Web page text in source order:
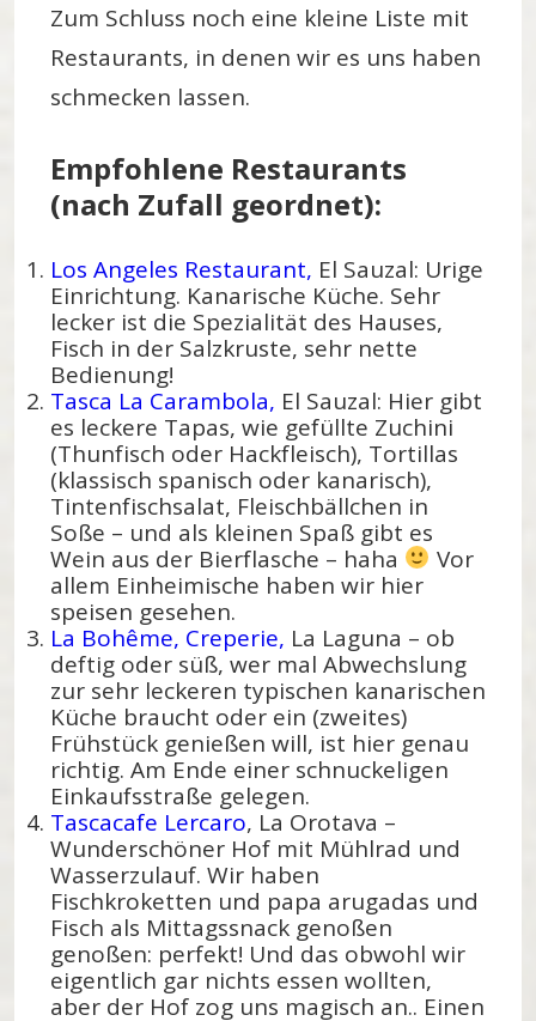
Zum Schluss noch eine kleine Liste mit
Restaurants, in denen wir es uns haben
schmecken lassen.
Empfohlene Restaurants
(nach Zufall geordnet):
Los Angeles Restaurant, El Sauzal: Urige
Einrichtung. Kanarische Küche. Sehr
lecker ist die Spezialität des Hauses,
Fisch in der Salzkruste, sehr nette
Bedienung!
Tasca La Carambola, El Sauzal: Hier gibt
es leckere Tapas, wie gefüllte Zuchini
(Thunfisch oder Hackfleisch), Tortillas
(klassisch spanisch oder kanarisch),
Tintenfischsalat, Fleischbällchen in
Soße – und als kleinen Spaß gibt es
Wein aus der Bierflasche – haha
Vor
allem Einheimische haben wir hier
speisen gesehen.
La Bohême, Creperie, La Laguna – ob
deftig oder süß, wer mal Abwechslung
zur sehr leckeren typischen kanarischen
Küche braucht oder ein (zweites)
Frühstück genießen will, ist hier genau
richtig. Am Ende einer schnuckeligen
Einkaufsstraße gelegen.
Tascacafe Lercaro, La Orotava –
Wunderschöner Hof mit Mühlrad und
Wasserzulauf. Wir haben
Fischkroketten und papa arugadas und
Fisch als Mittagssnack genoßen
genoßen: perfekt! Und das obwohl wir
eigentlich gar nichts essen wollten,
aber der Hof zog uns magisch an.. Einen